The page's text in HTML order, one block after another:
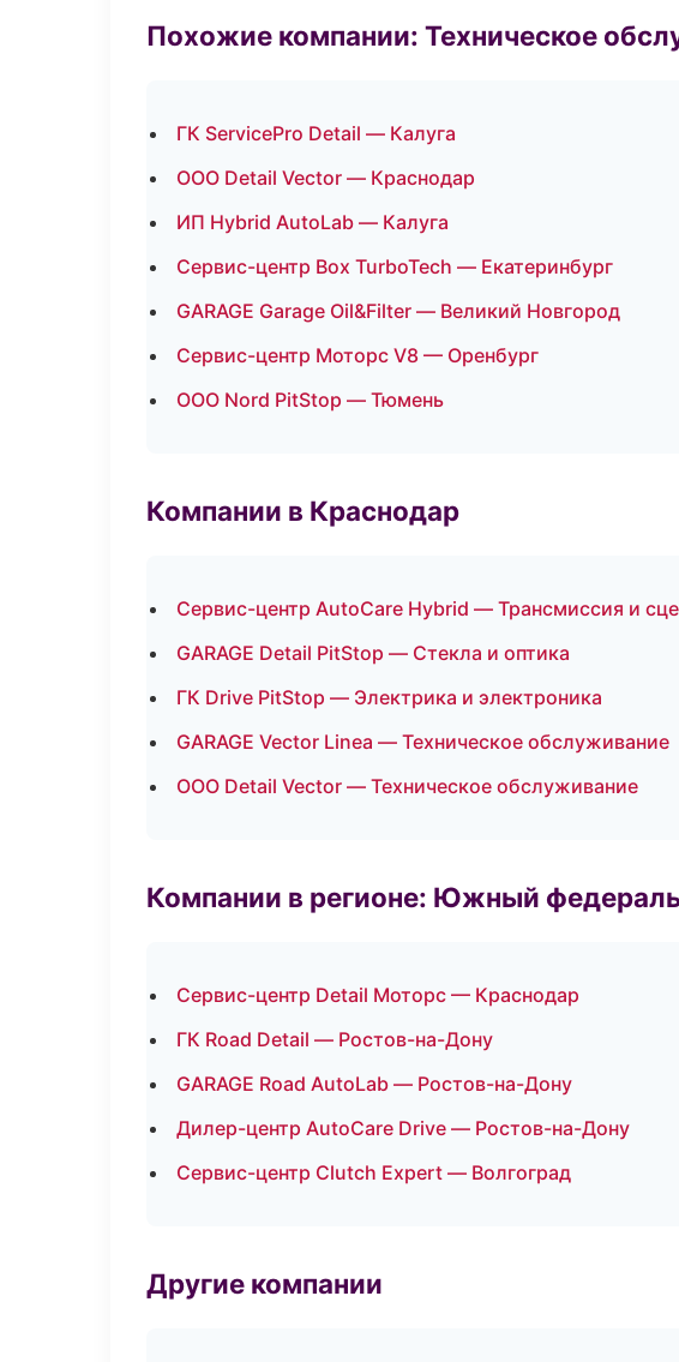
Похожие компании: Техническое
ГК ServicePro Detail — Калуга
ООО Detail Vector — Краснодар
ИП Hybrid AutoLab — Калуга
Сервис-центр Box TurboTech — Екатеринбург
GARAGE Garage Oil&Filter — Великий Новгород
Сервис-центр Моторс V8 — Оренбург
ООО Nord PitStop — Тюмень
Компании в Краснодар
Сервис-центр AutoCare Hybrid — Трансмиссия и
GARAGE Detail PitStop — Стекла и оптика
ГК Drive PitStop — Электрика и электроника
GARAGE Vector Linea — Техническое обслуживание
ООО Detail Vector — Техническое обслуживание
Компании в регионе: Южный
Сервис-центр Detail Моторс — Краснодар
ГК Road Detail — Ростов-на-Дону
GARAGE Road AutoLab — Ростов-на-Дону
Дилер-центр AutoCare Drive — Ростов-на-Дону
Сервис-центр Clutch Expert — Волгоград
Другие компании